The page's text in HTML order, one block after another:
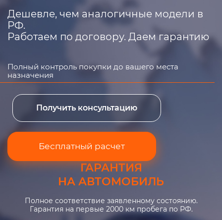
Дешевле, чем аналогичные модели в
РФ.
Работаем по договору. Даем гарантию
Полный контроль покупки до вашего места
назначения
Получить консультацию
Бесплатный расчет
ГАРАНТИЯ
НА АВТОМОБИЛЬ
Полное соответствие заявленному состоянию.
Гарантия на первые 2000 км пробега по РФ.